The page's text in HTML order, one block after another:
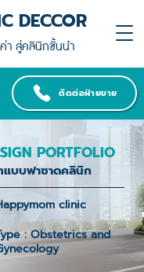
า สู่คลินิกชั้นนำ
DECCOR
ติดต่อฝ่ายขาย
PORTFOLIO
แบบฟาซาดคลินิก
clinic
: Obstetrics and